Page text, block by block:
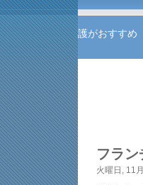
護がおすすめ
フラ
火曜日, 11